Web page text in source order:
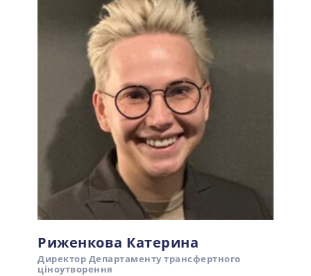
Риженкова Катерина
Директор Департаменту трансфертного
ціноутворення